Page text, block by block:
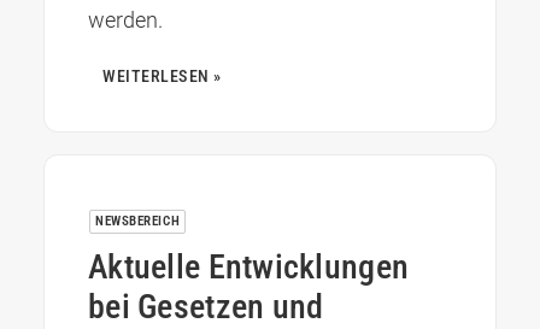
werden.
WEITERLESEN »
NEWSBEREICH
Aktuelle Entwicklungen
bei Gesetzen und